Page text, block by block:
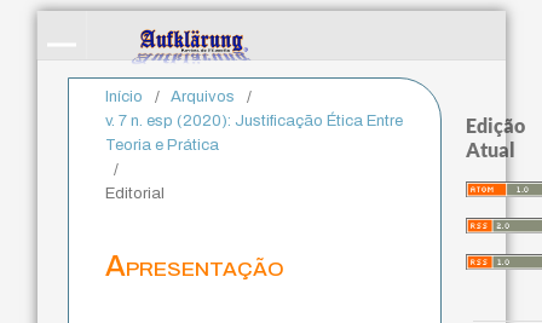
Início / Arquivos
/
v. 7 n. esp (2020): Justificação Ética Entre
Teoria e Prática
/
Editorial
Apresentação
Edição
Atual